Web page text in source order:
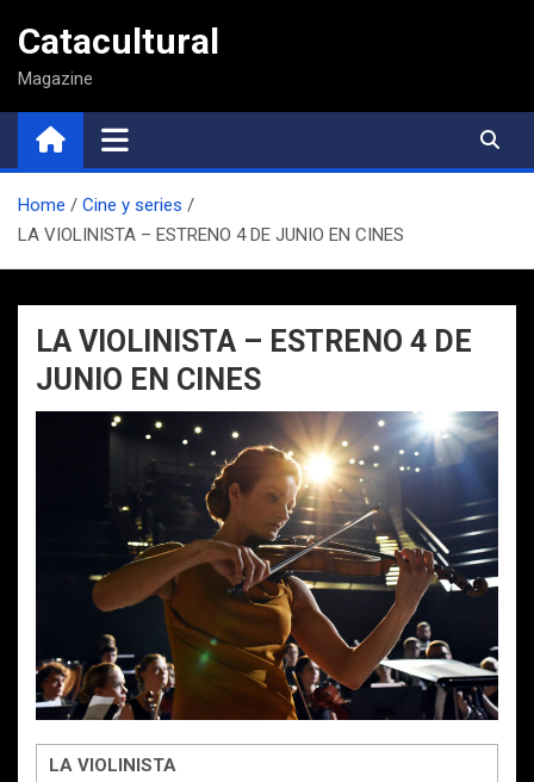
contenido
Catacultural
Magazine
Home
Cine y series
LA VIOLINISTA – ESTRENO 4 DE JUNIO EN CINES
LA VIOLINISTA – ESTRENO 4 DE
JUNIO EN CINES
LA VIOLINISTA